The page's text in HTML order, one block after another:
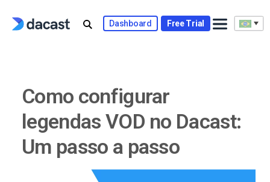
Dashboard Free Trial
Como configurar
legendas VOD no Dacast:
Um passo a passo